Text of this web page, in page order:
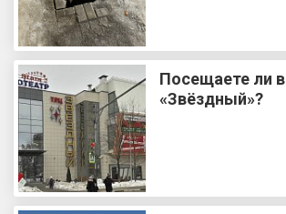
Посещаете ли
«Звёздный»?